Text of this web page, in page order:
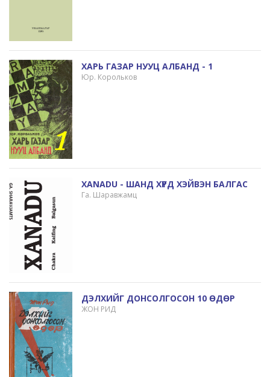
ХАРЬ ГАЗАР НУУЦ АЛБАНД - 1
Юр. Корольков
XANADU - ШАНД ХҮРД ХЭЙВЭН БАЛГАС
Га. Шаравжамц
ДЭЛХИЙГ ДОНСОЛГОСОН 10 ӨДӨР
ЖОН РИД